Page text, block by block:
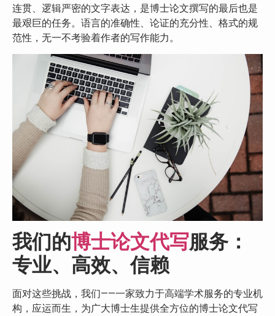
连贯、逻辑严密的文字表达，是博士论文撰写的最后也是
最艰巨的任务。语言的准确性、论证的充分性、格式的规
范性，无一不考验着作者的写作能力。
我们的博士论文代写服务：
专业、高效、信赖
面对这些挑战，我们——一家致力于高端学术服务的专业机
构，应运而生，为广大博士生提供全方位的博士论文代写